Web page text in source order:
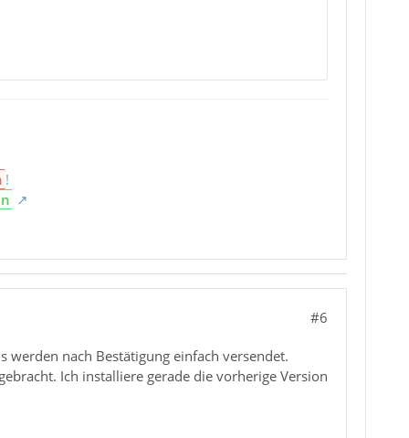
!
#6
werden nach Bestätigung einfach versendet.
Ich installiere gerade die vorherige Version